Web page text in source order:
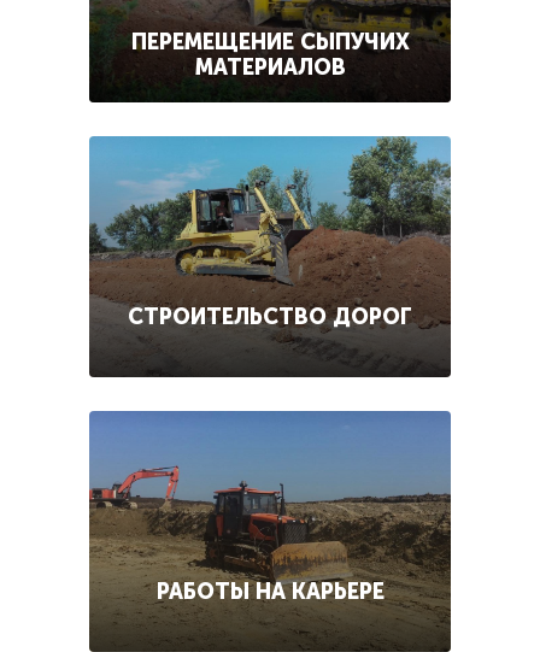
ПЕРЕМЕЩЕНИЕ СЫПУЧИХ
МАТЕРИАЛОВ
СТРОИТЕЛЬСТВО ДОРОГ
РАБОТЫ НА КАРЬЕРЕ